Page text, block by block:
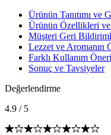
Ürünün Tanıtımı ve
Ürünün Özellikleri ve
Müşteri Geri
Lezzet ve Aromanın
Farklı Kullanım
Sonuç ve Tavsiyeler
Değerlendirme
4.9 / 5